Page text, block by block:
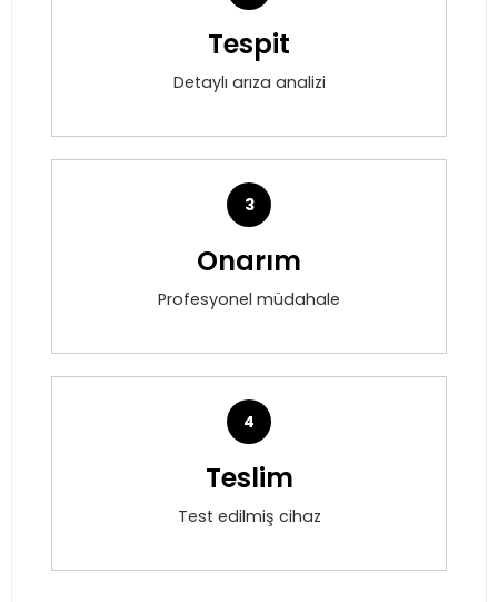
Tespit
Detaylı arıza analizi
3
Onarım
Profesyonel müdahale
4
Teslim
Test edilmiş cihaz